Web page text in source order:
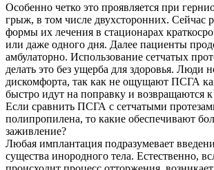
Особенно четко это проявляется при
грыж, в том числе двухсторонних. Сейчас
формы их лечения в стационарах
или даже одного дня. Далее пациенты
амбулаторно. Использование сетчатых
делать это без ущерба для здоровья. Люди
дискомфорта, так как не ощущают ПСГА
быстро идут на поправку и возвращаются
Если сравнить ПСГА с сетчатыми
полипропилена, то какие обеспечивают
заживление?
Любая имплантация подразумевает
существа инородного тела. Естественно,